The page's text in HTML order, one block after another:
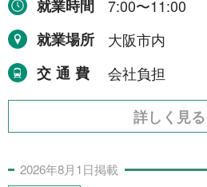
就業時間
7:00〜11:00
就業場所
大阪市内
交通費
会社負担
詳しく見る
2026年8月1日掲載